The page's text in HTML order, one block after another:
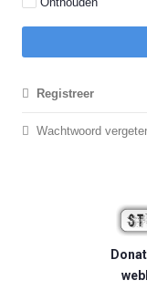
Registreer
Wachtwoord